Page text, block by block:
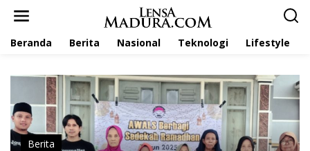
Beranda Berita Nasional Teknologi Lifestyle
Berita